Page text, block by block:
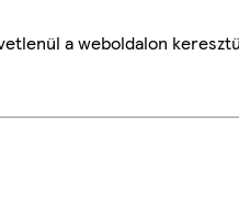
a weboldalon